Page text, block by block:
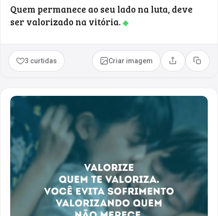
Quem permanece ao seu lado na luta, deve
ser valorizado na vitória.◆
3 curtidas Criar imagem Compartilhar
Copiar